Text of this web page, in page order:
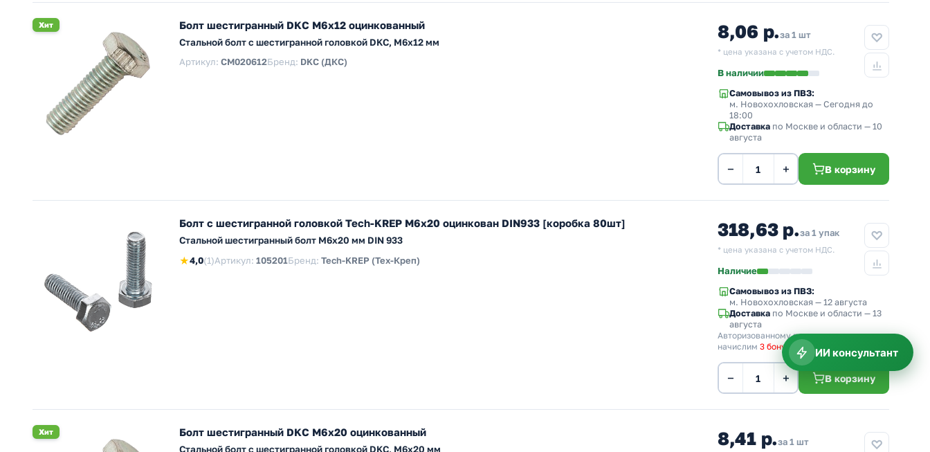
Хит Болт шестигранный DKC М6х12 оцинкованный
Стальной болт с шестигранной головкой DKC, М6x12 мм
Артикул: CM020612Бренд: DKC (ДКС)
8,06 р.за 1 шт
* цена указана с учетом НДС.
В наличии
Самовывоз из ПВЗ:
м. Новохохловская — Сегодня до
18:00
Доставка по Москве и области — 10
августа
− + В корзину
Болт с шестигранной головкой Tech-KREP М6х20 оцинкован DIN933 [коробка 80шт]
Стальной шестигранный болт M6x20 мм DIN 933
★4,0(1)Артикул: 105201Бренд: Tech-KREP (Тех-Креп)
318,63 р.за 1 упак
* цена указана с учетом НДС.
Наличие
Самовывоз из ПВЗ:
м. Новохохловская — 12 августа
Доставка по Москве и области — 13
августа
Авторизованному пользователю
начислим 3 бонуса
− + В корзину
Хит Болт шестигранный DKC М6х20 оцинкованный
Стальной болт с шестигранной головкой DKC, М6x20 мм
8,41 р.за 1 шт
ИИ консультант